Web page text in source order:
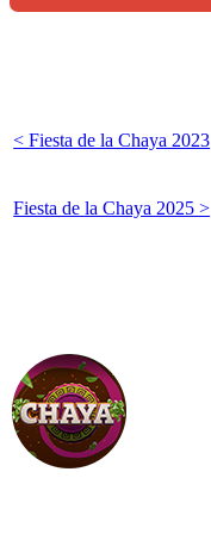
< Fiesta de la Chaya 2023
Fiesta de la Chaya 2025 >